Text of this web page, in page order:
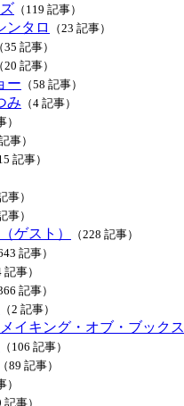
（119 記事）
ンタロ （23 記事）
（35 記事）
（20 記事）
ー （58 記事）
み （4 記事）
）
事）
記事）
事）
事）
ゲスト） （228 記事）
記事）
記事）
記事）
（2 記事）
イキング・オブ・ブックス
（106 記事）
（89 記事）
）
記事）